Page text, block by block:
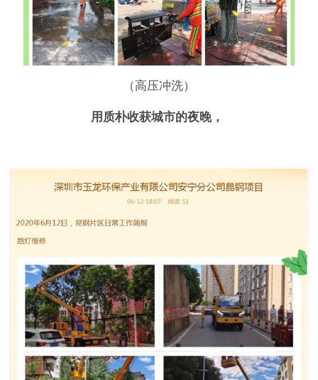
（高压冲洗）
用质朴收获城市的夜晚，